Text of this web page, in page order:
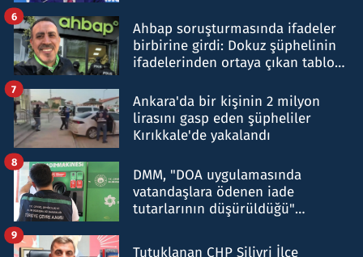
Ahbap soruşturmasında ifadeler
birbirine girdi: Dokuz şüphelinin
ifadelerinden ortaya çıkan tablo
6
Ankara'da bir kişinin 2 milyon
lirasını gasp eden şüpheliler
Kırıkkale'de yakalandı
7
DMM, "DOA uygulamasında
vatandaşlara ödenen iade
tutarlarının düşürüldüğü"
8
Tutuklanan CHP Silivri İlçe
9